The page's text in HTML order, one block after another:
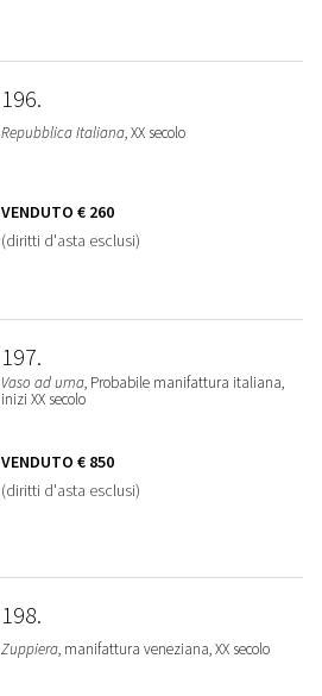
196
Repubblica Italiana, XX secolo
VENDUTO € 260
(diritti d'asta esclusi)
197
Vaso ad urna, Probabile manifattura italiana,
inizi XX secolo
VENDUTO € 850
(diritti d'asta esclusi)
198
Zuppiera, manifattura veneziana, XX secolo